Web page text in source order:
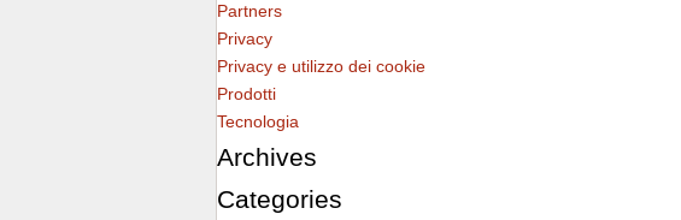
Partners
Privacy
Privacy e utilizzo dei cookie
Prodotti
Tecnologia
Archives
Categories